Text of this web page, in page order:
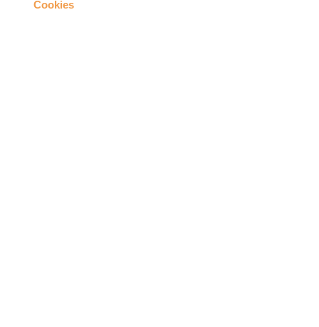
Cookies